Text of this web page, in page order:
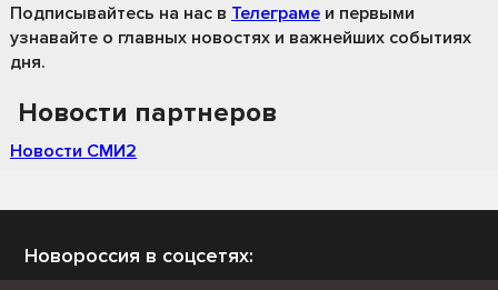
Подписывайтесь на нас в Телеграме и первыми
узнавайте о главных новостях и важнейших событиях
дня.
Новости партнеров
Новости СМИ2
Новороссия в соцсетях: